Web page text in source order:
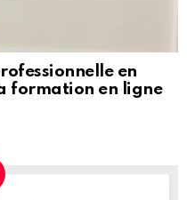
en
formation en ligne